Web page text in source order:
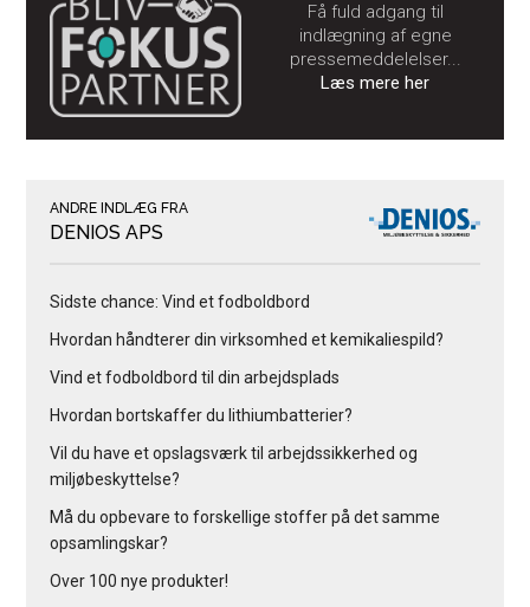
Få fuld adgang til
indlægning af egne
pressemeddelelser...
Læs mere her
ANDRE INDLÆG FRA
DENIOS APS
Sidste chance: Vind et fodboldbord
Hvordan håndterer din virksomhed et kemikaliespild?
Vind et fodboldbord til din arbejdsplads
Hvordan bortskaffer du lithiumbatterier?
Vil du have et opslagsværk til arbejdssikkerhed og
miljøbeskyttelse?
Må du opbevare to forskellige stoffer på det samme
opsamlingskar?
Over 100 nye produkter!